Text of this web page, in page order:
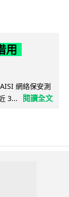
用
網絡保安測
3...
閱讀全文